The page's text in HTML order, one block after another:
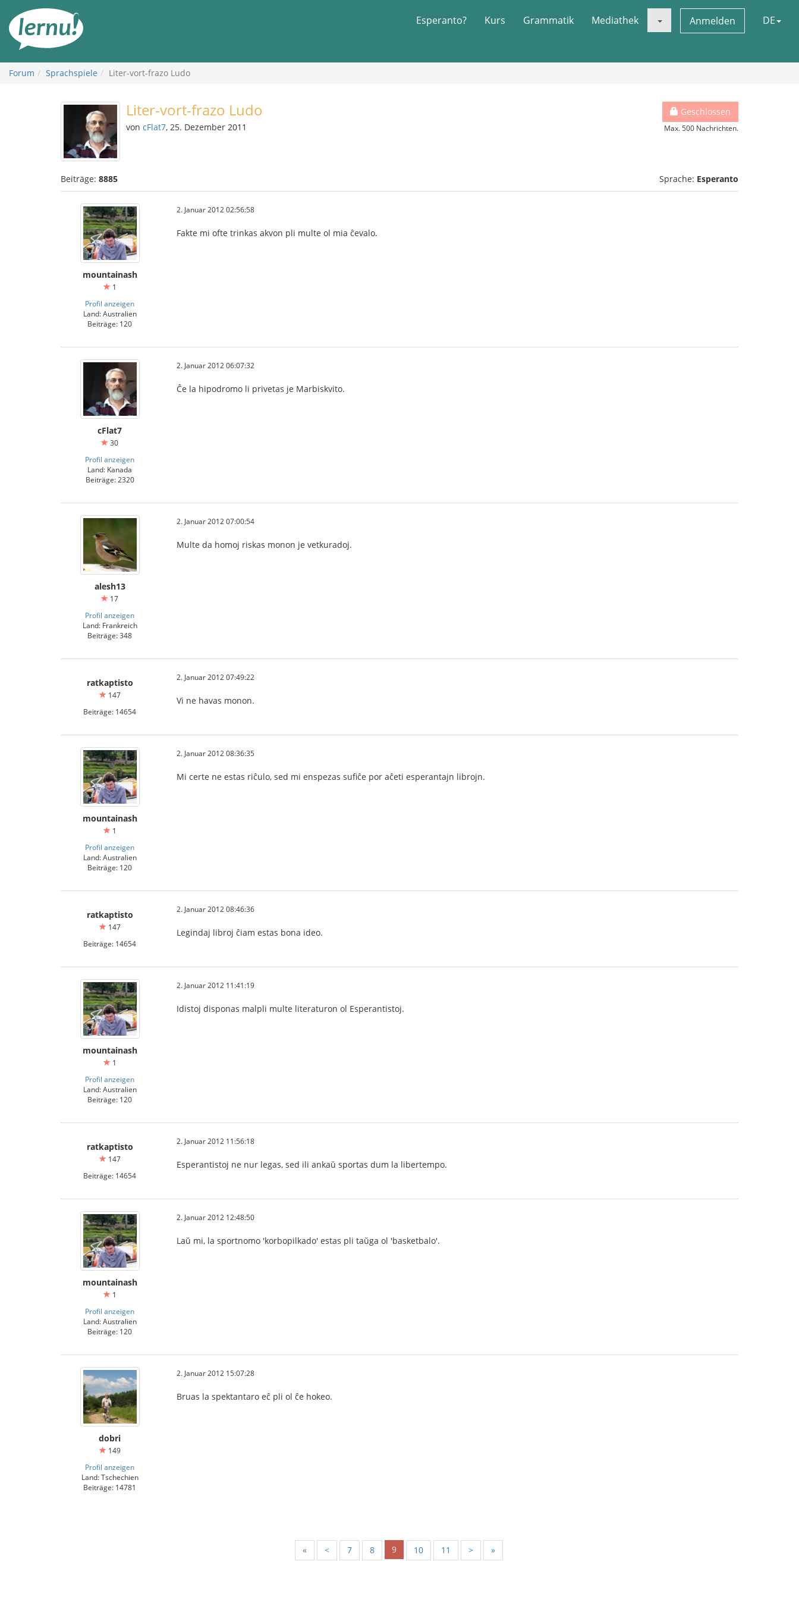
Inhalt
Esperanto? Kurs Grammatik Mediathek Anmelden DE
Forum Sprachspiele Liter-vort-frazo Ludo
Geschlossen
Max. 500 Nachrichten.
Liter-vort-frazo Ludo
von cFlat7, 25. Dezember 2011
Beiträge: 8885 Sprache: Esperanto
mountainash
1
Profil anzeigen
Land: Australien
Beiträge: 120
2. Januar 2012 02:56:58
Fakte mi ofte trinkas akvon pli multe ol mia ĉevalo.
cFlat7
30
Profil anzeigen
Land: Kanada
Beiträge: 2320
2. Januar 2012 06:07:32
Ĉe la hipodromo li privetas je Marbiskvito.
alesh13
17
Profil anzeigen
Land: Frankreich
Beiträge: 348
2. Januar 2012 07:00:54
Multe da homoj riskas monon je vetkuradoj.
ratkaptisto
147
Beiträge: 14654
2. Januar 2012 07:49:22
Vi ne havas monon.
mountainash
1
Profil anzeigen
Land: Australien
Beiträge: 120
2. Januar 2012 08:36:35
Mi certe ne estas riĉulo, sed mi enspezas sufiĉe por aĉeti esperantajn librojn.
ratkaptisto
147
Beiträge: 14654
2. Januar 2012 08:46:36
Legindaj libroj ĉiam estas bona ideo.
mountainash
1
Profil anzeigen
Land: Australien
Beiträge: 120
2. Januar 2012 11:41:19
Idistoj disponas malpli multe literaturon ol Esperantistoj.
ratkaptisto
147
Beiträge: 14654
2. Januar 2012 11:56:18
Esperantistoj ne nur legas, sed ili ankaŭ sportas dum la libertempo.
mountainash
1
Profil anzeigen
Land: Australien
Beiträge: 120
2. Januar 2012 12:48:50
Laŭ mi, la sportnomo 'korbopilkado' estas pli taŭga ol 'basketbalo'.
dobri
149
Profil anzeigen
Land: Tschechien
Beiträge: 14781
2. Januar 2012 15:07:28
Bruas la spektantaro eĉ pli ol ĉe hokeo.
« < 7 8 9 10 11 > »